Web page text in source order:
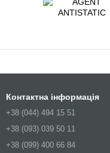
Контактна інформація
+38 (044) 494 15 51
+38 (093) 039 50 11
+38 (099) 400 66 84